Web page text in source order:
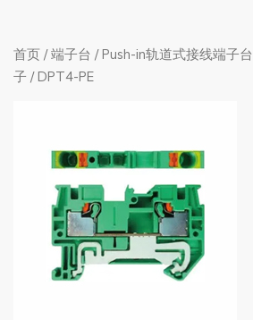
首页 /端子台 /Push-in轨道式接线端子台
子 / DPT4-PE